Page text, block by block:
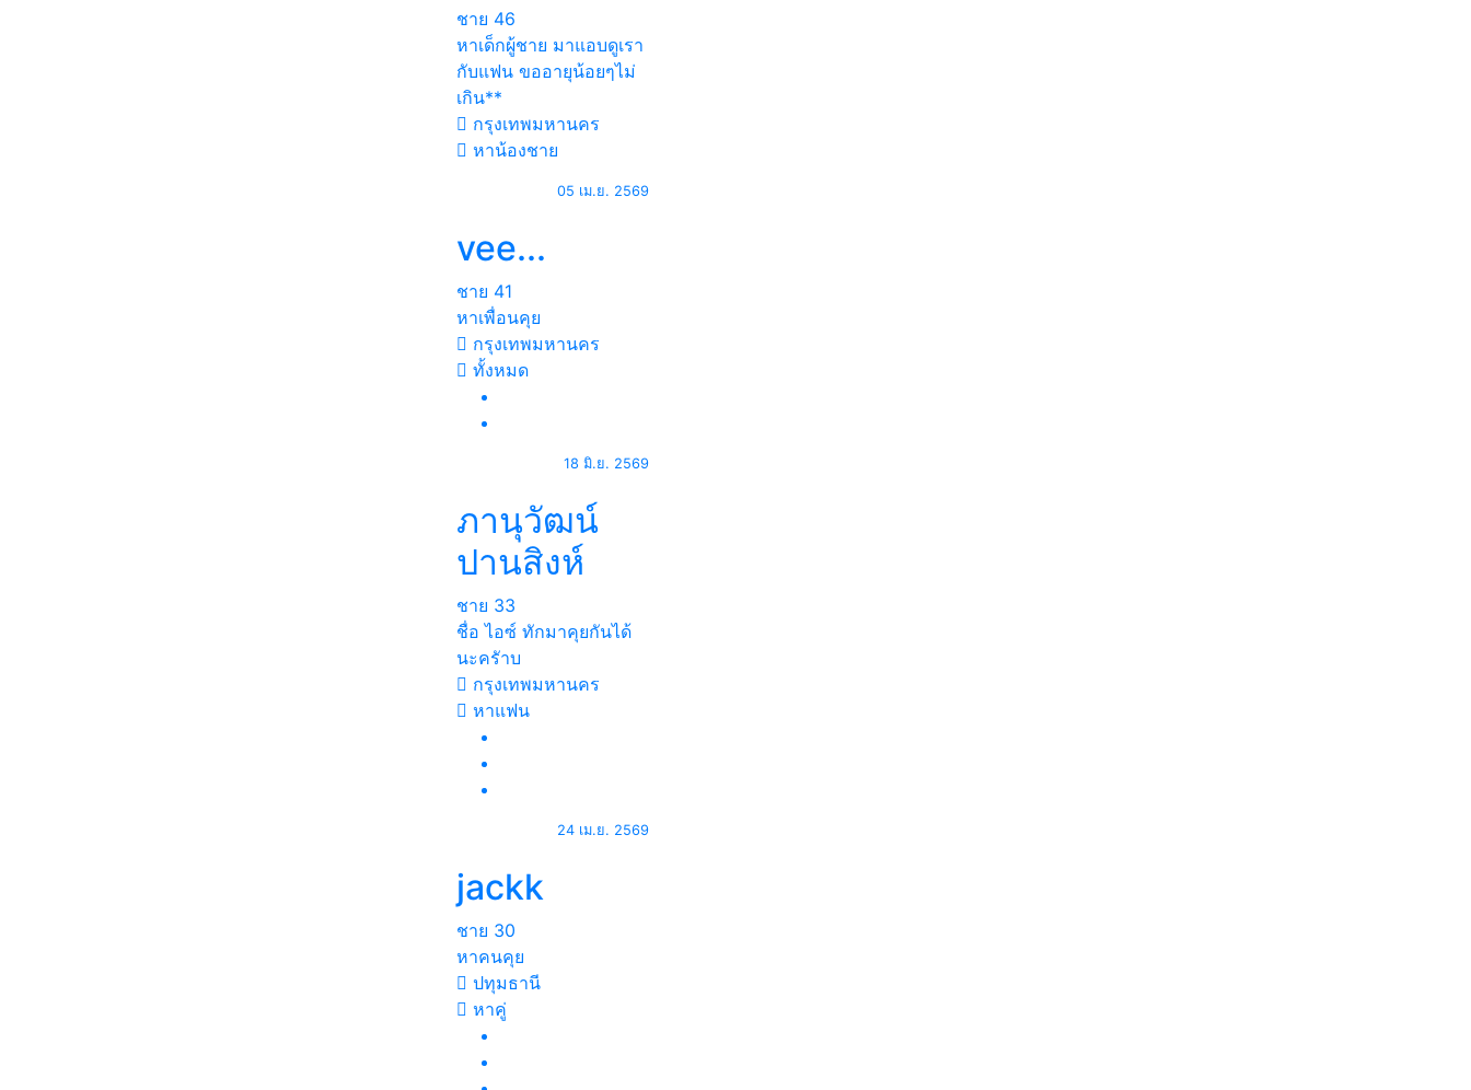
ชาย 46
หาเด็กผู้ชาย มาแอบดูเรา
กับแฟน ขออายุน้อยๆไม่
เกิน**
กรุงเทพมหานคร
หาน้องชาย
05 เม.ย. 2569
vee...
ชาย 41
หาเพื่อนคุย
กรุงเทพมหานคร
ทั้งหมด
18 มิ.ย. 2569
ภานุวัฒน์
ปานสิงห์
ชาย 33
ชื่อ ไอซ์ ทักมาคุยกันได้
นะครัาบ
กรุงเทพมหานคร
หาแฟน
24 เม.ย. 2569
jackk
ชาย 30
หาคนคุย
ปทุมธานี
หาคู่